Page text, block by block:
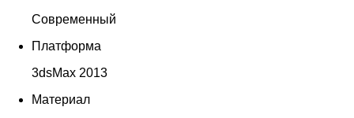
Современный
Платформа
3dsMax 2013
Материал